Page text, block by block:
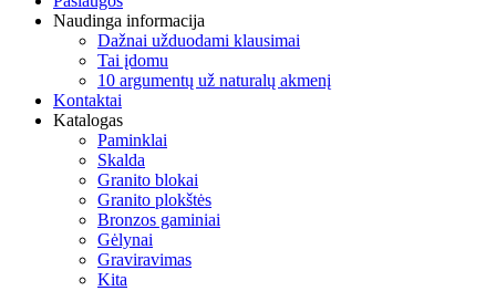
Naudinga informacija
Dažnai užduodami klausimai
Tai įdomu
10 argumentų už naturalų akmenį
Kontaktai
Katalogas
Paminklai
Skalda
Granito blokai
Granito plokštės
Bronzos gaminiai
Gėlynai
Graviravimas
Kita